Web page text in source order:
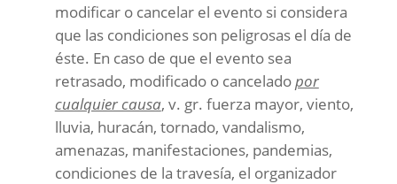
modificar o cancelar el evento si considera
que las condiciones son peligrosas el día de
éste. En caso de que el evento sea
retrasado, modificado o canceladopor
cualquier causa, v. gr. fuerza mayor, viento,
lluvia, huracán, tornado, vandalismo,
amenazas, manifestaciones, pandemias,
condiciones de la travesía, el organizador